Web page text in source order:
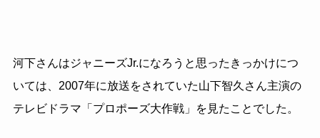
河下さんはジャニーズJr.になろうと思ったきっかけにつ
いては、2007年に放送をされていた山下智久さん主演の
テレビドラマ「プロポーズ大作戦」を見たことでした。